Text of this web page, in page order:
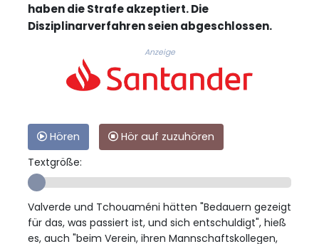
haben die Strafe akzeptiert. Die
Disziplinarverfahren seien abgeschlossen.
Anzeige
Hören
Hör auf zuzuhören
Textgröße:
Valverde und Tchouaméni hätten "Bedauern gezeigt
für das, was passiert ist, und sich entschuldigt", hieß
es, auch "beim Verein, ihren Mannschaftskollegen,